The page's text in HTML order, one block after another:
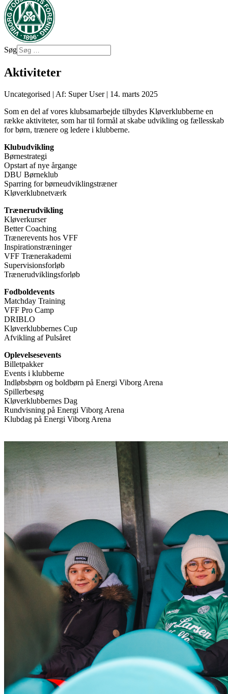
Søg
Aktiviteter
Uncategorised | Af: Super User | 14. marts 2025
Som en del af vores klubsamarbejde tilbydes Kløverklubberne en
række aktiviteter, som har til formål at skabe udvikling og fællesskab
for børn, trænere og ledere i klubberne.
Klubudvikling
Børnestrategi
Opstart af nye årgange
DBU Børneklub
Sparring for børneudviklingstræner
Kløverklubnetværk
Trænerudvikling
Kløverkurser
Better Coaching
Trænerevents hos VFF
Inspirationstræninger
VFF Trænerakademi
Supervisionsforløb
Trænerudviklingsforløb
Fodboldevents
Matchday Training
VFF Pro Camp
DRIBLO
Kløverklubbernes Cup
Afvikling af Pulsåret
Oplevelsesevents
Billetpakker
Events i klubberne
Indløbsbørn og boldbørn på Energi Viborg Arena
Spillerbesøg
Kløverklubbernes Dag
Rundvisning på Energi Viborg Arena
Klubdag på Energi Viborg Arena